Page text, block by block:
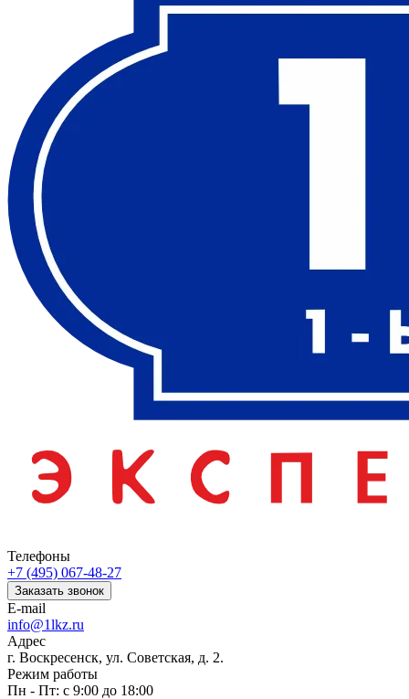
Телефоны
+7 (495) 067-48-27
Заказать звонок
E-mail
info@1lkz.ru
Адрес
г. Воскресенск, ул. Советская, д. 2.
Режим работы
Пн - Пт: с 9:00 до 18:00